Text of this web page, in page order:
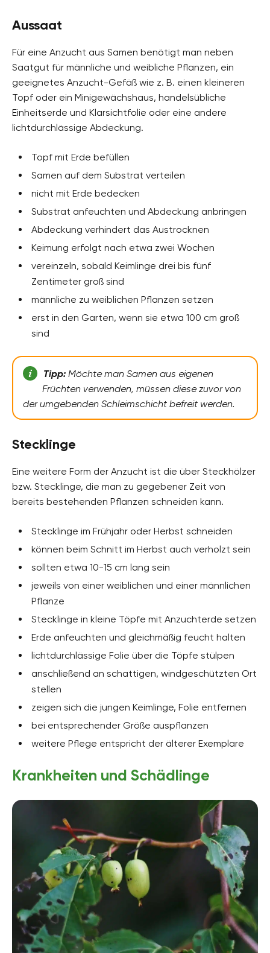
Aussaat
Für eine Anzucht aus Samen benötigt man neben
Saatgut für männliche und weibliche Pflanzen, ein
geeignetes Anzucht-Gefäß wie z. B. einen kleineren
Topf oder ein Minigewächshaus, handelsübliche
Einheitserde und Klarsichtfolie oder eine andere
lichtdurchlässige Abdeckung.
Topf mit Erde befüllen
Samen auf dem Substrat verteilen
nicht mit Erde bedecken
Substrat anfeuchten und Abdeckung anbringen
Abdeckung verhindert das Austrocknen
Keimung erfolgt nach etwa zwei Wochen
vereinzeln, sobald Keimlinge drei bis fünf
Zentimeter groß sind
männliche zu weiblichen Pflanzen setzen
erst in den Garten, wenn sie etwa 100 cm groß
sind
Tipp:Möchte man Samen aus eigenen
Früchten verwenden, müssen diese zuvor von
der umgebenden Schleimschicht befreit werden.
Stecklinge
Eine weitere Form der Anzucht ist die über Steckhölzer
bzw. Stecklinge, die man zu gegebener Zeit von
bereits bestehenden Pflanzen schneiden kann.
Stecklinge im Frühjahr oder Herbst schneiden
können beim Schnitt im Herbst auch verholzt sein
sollten etwa 10-15 cm lang sein
jeweils von einer weiblichen und einer männlichen
Pflanze
Stecklinge in kleine Töpfe mit Anzuchterde setzen
Erde anfeuchten und gleichmäßig feucht halten
lichtdurchlässige Folie über die Töpfe stülpen
anschließend an schattigen, windgeschützten Ort
stellen
zeigen sich die jungen Keimlinge, Folie entfernen
bei entsprechender Größe auspflanzen
weitere Pflege entspricht der älterer Exemplare
Krankheiten und Schädlinge